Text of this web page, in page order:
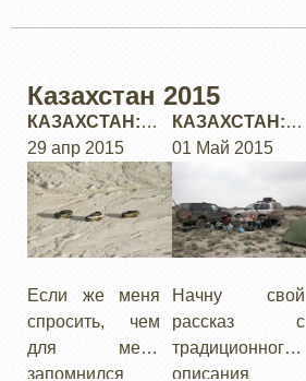
Казахстан 2015
КАЗАХСТАН:
МАНГЫШЛАК,
УСТЮРТ -
ОБЩЕЕ
ОПИСАНИЕ
29 апр 2015
Если же меня
спросить, чем
для меня
запомнился
КАЗАХСТАН:
ДОЕЗД
01 Май 2015
Начну свой
рассказ с
традиционного
описания